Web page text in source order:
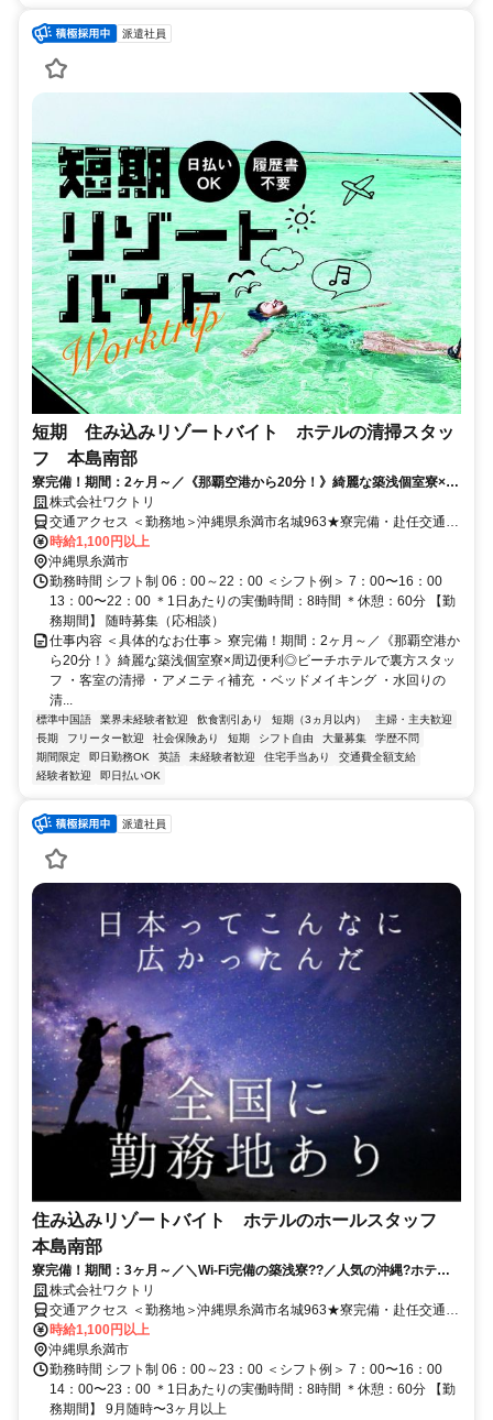
派遣社員
短期 住み込みリゾートバイト ホテルの清掃スタッ
フ 本島南部
寮完備！期間：2ヶ月～／《那覇空港から20分！》綺麗な築浅個室寮×周
辺便利◎ビーチホテルで裏方スタッフ
株式会社ワクトリ
交通アクセス ＜勤務地＞沖縄県糸満市名城963★寮完備・赴任交通費
支給！ 【東京方面より】 飛行機で羽田空港⇒那覇空港（約2時間45
分） 那覇空港よりタクシーで約20分 ※ご自宅からの通勤も相談OK！
住み込みを希望されない場合もお気軽にご相談ください。
時給1,100円以上
沖縄県糸満市
勤務時間 シフト制 06：00～22：00 ＜シフト例＞ 7：00〜16：00
13：00〜22：00 ＊1日あたりの実働時間：8時間 ＊休憩：60分 【勤
務期間】 随時募集（応相談）
仕事内容 ＜具体的なお仕事＞ 寮完備！期間：2ヶ月～／《那覇空港か
ら20分！》綺麗な築浅個室寮×周辺便利◎ビーチホテルで裏方スタッ
フ ・客室の清掃 ・アメニティ補充 ・ベッドメイキング ・水回りの
清...
標準中国語 業界未経験者歓迎 飲食割引あり 短期（3ヵ月以内）
主婦・主夫歓迎
長期
フリーター歓迎 社会保険あり 短期 シフト自由 大量募集
学歴不問
期間限定
即日勤務OK 英語 未経験者歓迎 住宅手当あり
交通費全額支給
経験者歓迎
即日払いOK
派遣社員
住み込みリゾートバイト ホテルのホールスタッフ
本島南部
寮完備！期間：3ヶ月～／＼Wi-Fi完備の築浅寮??／人気の沖縄?ホテル
経験活かして働く?
株式会社ワクトリ
交通アクセス ＜勤務地＞沖縄県糸満市名城963★寮完備・赴任交通費
支給！ 【東京方面より】 飛行機で羽田空港⇒那覇空港（約2時間45
分） 那覇空港よりタクシーで約20分 ※ご自宅からの通勤も相談OK！
住み込みを希望されない場合もお気軽にご相談ください。
時給1,100円以上
沖縄県糸満市
勤務時間 シフト制 06：00～23：00 ＜シフト例＞ 7：00〜16：00
14：00〜23：00 ＊1日あたりの実働時間：8時間 ＊休憩：60分 【勤
務期間】 9月随時〜3ヶ月以上